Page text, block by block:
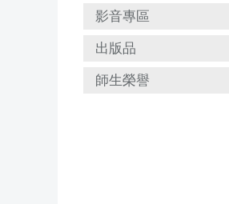
影音專區
出版品
師生榮譽